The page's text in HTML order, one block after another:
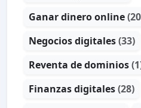
Ganar dinero online
Negocios digitales(33)
Reventa de dominios
Finanzas digitales(28)